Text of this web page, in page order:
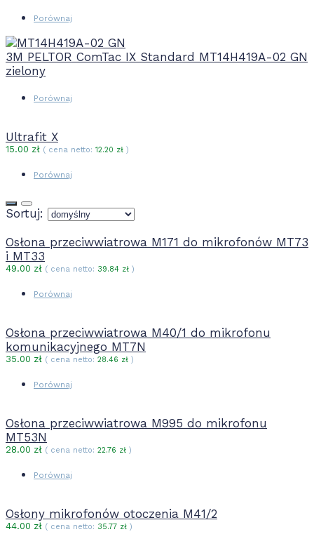
Porównaj
3M PELTOR ComTac IX Standard MT14H419A-02 GN
zielony
Porównaj
Ultrafit X
15.00 zł ( cena netto: 12.20 zł )
Porównaj
Sortuj:
Osłona przeciwwiatrowa M171 do mikrofonów MT73
i MT33
49.00 zł ( cena netto: 39.84 zł )
Porównaj
Osłona przeciwwiatrowa M40/1 do mikrofonu
komunikacyjnego MT7N
35.00 zł ( cena netto: 28.46 zł )
Porównaj
Osłona przeciwwiatrowa M995 do mikrofonu
MT53N
28.00 zł ( cena netto: 22.76 zł )
Porównaj
Osłony mikrofonów otoczenia M41/2
44.00 zł ( cena netto: 35.77 zł )